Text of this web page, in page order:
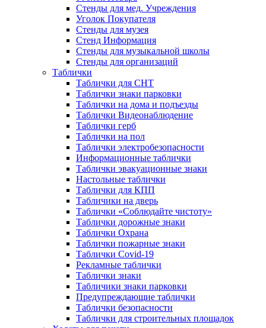
Стенды для мед. Учреждения
Уголок Покупателя
Стенды для музея
Стенд Информация
Стенды для музыкальной школы
Стенды для организаций
Таблички
Таблички для СНТ
Таблички знаки парковки
Таблички на дома и подъезды
Таблички Видеонаблюдение
Таблички герб
Таблички на пол
Таблички электробезопасности
Информационные таблички
Таблички эвакуационные знаки
Настольные таблички
Таблички для КПП
Табличики на дверь
Таблички «Соблюдайте чистоту»
Таблички дорожные знаки
Таблички Охрана
Таблички пожарные знаки
Таблички Covid-19
Рекламные таблички
Таблички знаки
Табличики знаки парковки
Предупреждающие таблички
Таблички безопасности
Таблички для строительных площадок